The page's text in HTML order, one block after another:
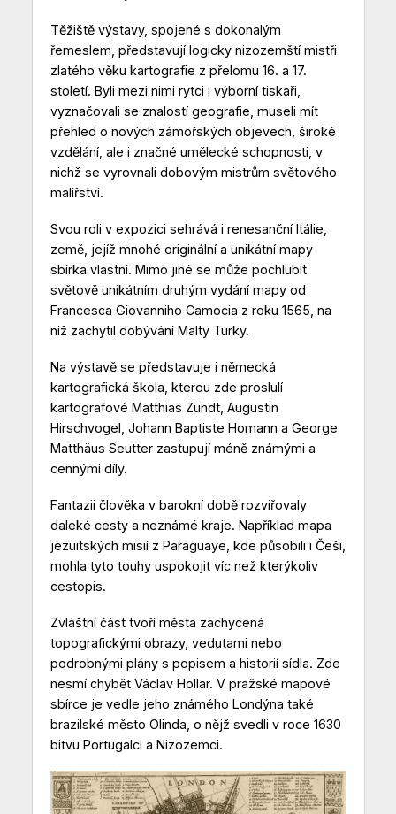
Těžiště výstavy, spojené s dokonalým
řemeslem, představují logicky nizozemští mistři
zlatého věku kartografie z přelomu 16. a 17.
století. Byli mezi nimi rytci i výborní tiskaři,
vyznačovali se znalostí geografie, museli mít
přehled o nových zámořských objevech, široké
vzdělání, ale i značné umělecké schopnosti, v
nichž se vyrovnali dobovým mistrům světového
malířství.
Svou roli v expozici sehrává i renesanční Itálie,
země, jejíž mnohé originální a unikátní mapy
sbírka vlastní. Mimo jiné se může pochlubit
světově unikátním druhým vydání mapy od
Francesca Giovanniho Camocia z roku 1565, na
níž zachytil dobývání Malty Turky.
Na výstavě se představuje i německá
kartografická škola, kterou zde proslulí
kartografové Matthias Zündt, Augustin
Hirschvogel, Johann Baptiste Homann a George
Matthäus Seutter zastupují méně známými a
cennými díly.
Fantazii člověka v barokní době rozviřovaly
daleké cesty a neznámé kraje. Například mapa
jezuitských misií z Paraguaye, kde působili i Češi,
mohla tyto touhy uspokojit víc než kterýkoliv
cestopis.
Zvláštní část tvoří města zachycená
topografickými obrazy, vedutami nebo
podrobnými plány s popisem a historií sídla. Zde
nesmí chybět Václav Hollar. V pražské mapové
sbírce je vedle jeho známého Londýna také
brazilské město Olinda, o nějž svedli v roce 1630
bitvu Portugalci a Nizozemci.